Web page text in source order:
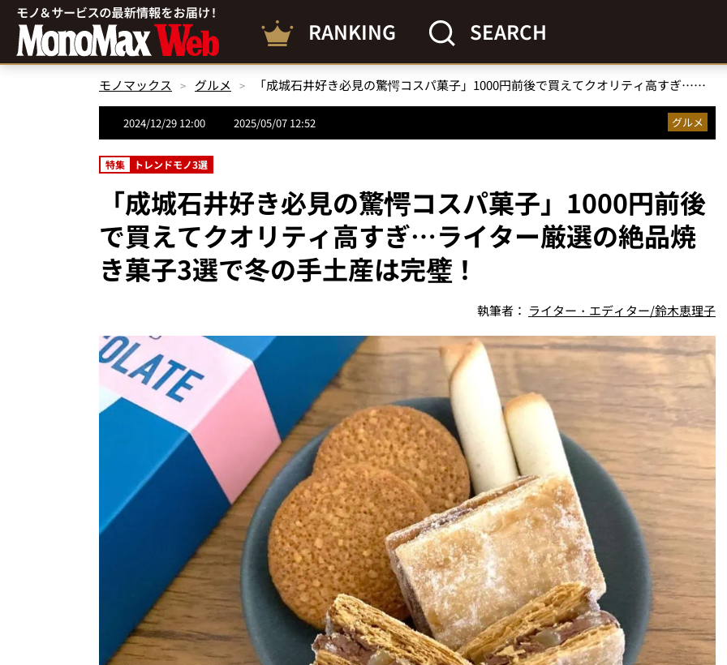
RANKING SEARCH
モノマックス グルメ 「成城石井好き必見の驚愕コスパ菓子」1000円前後で買えてクオリティ高すぎ…ライター厳選の絶品焼き菓子3選で冬の手土産は完璧！
2024/12/29 12:00 2025/05/07 12:52 グルメ
特集 トレンドモノ3選
「成城石井好き必見の驚愕コスパ菓子」1000円前後
で買えてクオリティ高すぎ…ライター厳選の絶品焼
き菓子3選で冬の手土産は完璧！
執筆者： ライター・エディター/鈴木恵理子